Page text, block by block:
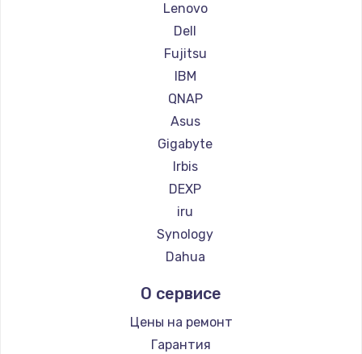
Lenovo
Dell
Fujitsu
IBM
QNAP
Asus
Gigabyte
Irbis
DEXP
iru
Synology
Dahua
О сервисе
Цены на ремонт
Гарантия